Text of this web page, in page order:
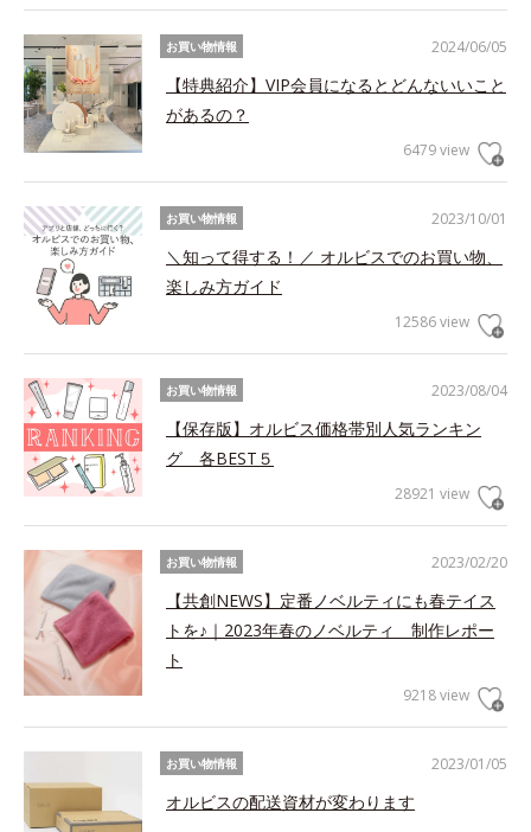
2024/06/05
お買い物情報
【特典紹介】VIP会員になるとどんないいこと
があるの？
6479 view
2023/10/01
お買い物情報
＼知って得する！／ オルビスでのお買い物、
楽しみ方ガイド
12586 view
2023/08/04
お買い物情報
【保存版】オルビス価格帯別人気ランキン
グ 各BEST５
28921 view
2023/02/20
お買い物情報
【共創NEWS】定番ノベルティにも春テイス
トを♪｜2023年春のノベルティ 制作レポー
ト
9218 view
2023/01/05
お買い物情報
オルビスの配送資材が変わります